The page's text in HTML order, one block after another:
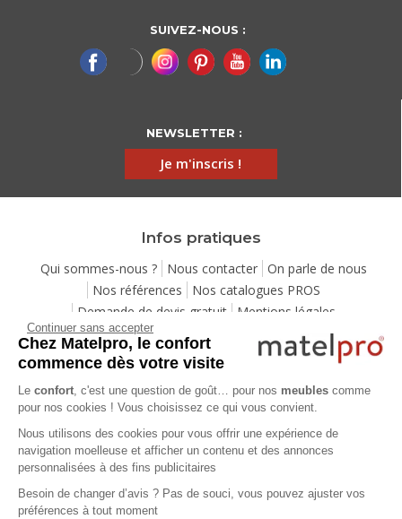
SUIVEZ-NOUS :
NEWSLETTER :
Je m'inscris !
Infos pratiques
Qui sommes-nous ? Nous contacter
On parle de nous
Nos références
Nos catalogues PROS
Demande de devis gratuit
Mentions légales
Conditions générales de vente
Protection de la vie privée
Gestion des cookies
Eco-participation
Pack Sérénité Cartes cadeaux
Codes promos
Location de mobilier professionnel
Aide
Foire Aux Questions
Méthodes de livraison
Continuer sans accepter
Chez Matelpro, le confort
commence dès votre visite
Le confort, c'est une question de goût… pour nos meubles comme
pour nos cookies ! Vous choisissez ce qui vous convient.
Nous utilisons des cookies pour vous offrir une expérience de
navigation moelleuse et afficher un contenu et des annonces
personnalisées à des fins publicitaires
Besoin de changer d’avis ? Pas de souci, vous pouvez ajuster vos
préférences à tout moment